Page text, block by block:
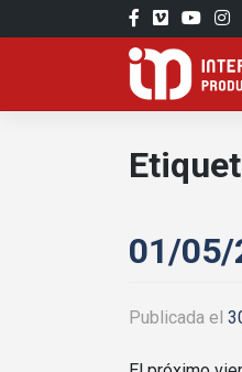
al
01/05/
Publicada el